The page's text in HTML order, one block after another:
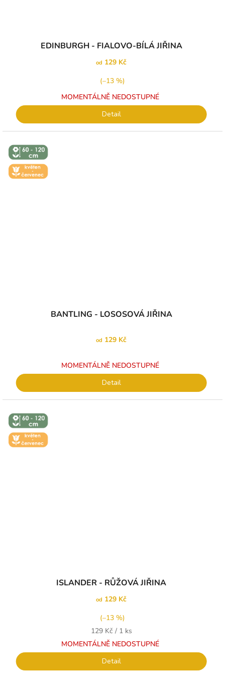
EDINBURGH - FIALOVO-BÍLÁ JIŘINA
od 129 Kč
(–13 %)
MOMENTÁLNĚ NEDOSTUPNÉ
Detail
↕️ VÝŠKA 60
- 120 CM
🌼 KVĚT -
ČERVEN
BANTLING - LOSOSOVÁ JIŘINA
od 129 Kč
MOMENTÁLNĚ NEDOSTUPNÉ
Detail
↕️ VÝŠKA 60
- 120 CM
🌼 KVĚT -
ČERVEN
ISLANDER - RŮŽOVÁ JIŘINA
od 129 Kč
(–13 %)
Měrná
cena:
129 Kč / 1 ks
MOMENTÁLNĚ NEDOSTUPNÉ
Detail